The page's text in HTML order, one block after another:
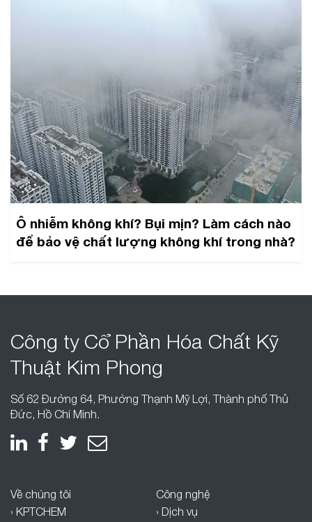
Ô nhiễm không khí? Bụi mịn? Làm cách nào
để bảo vệ chất lượng không khí trong nhà?
Công ty Cổ Phần Hóa Chất Kỹ
Thuật Kim Phong
Số 62 Đường 64, Phường Thạnh Mỹ Lợi, Thành phố Thủ
Đức, Hồ Chí Minh.
Về chúng tôi
› KPTCHEM
Công nghệ
› Dịch vụ